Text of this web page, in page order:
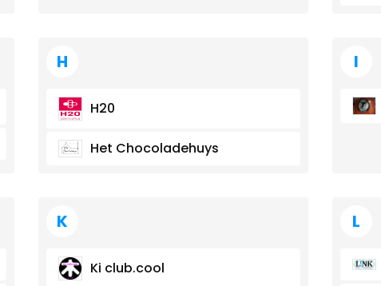
H
H20
Het Chocoladehuys
I
K
Ki club.cool
L